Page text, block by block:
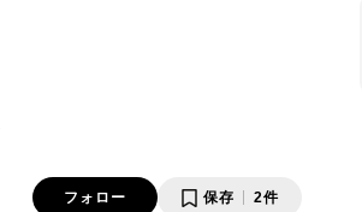
フォロー 保存 2件